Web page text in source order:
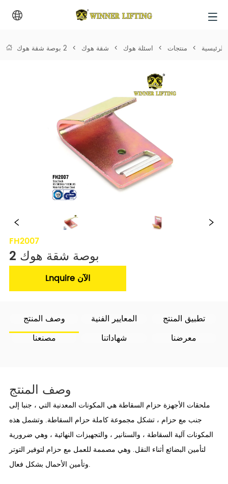
> منتجات > اسئلة هوك > شقة هوك > 2 بوصة شقة هوك
FH2007
2 بوصة شقة هوك
Lnquire الآن
وصف المنتج المعايير الفنية
تطبيق المنتج
مصنعنا
شهاداتنا معرضنا
وصف المنتج
ملحقات الأجهزة حزام السقاطة هي المكونات المعدنية التي ، جنبا إلى
جنب مع حزام ، تشكل مجموعة كاملة حزام السقاطة. وتشمل هذه
المكونات آلية السقاطة ، والسنانير ، والتجهيزات النهائية ، وهي ضرورية
لتأمين البضائع أثناء النقل. وهي مصممة للعمل مع حزام لتوفير التوتر
وتأمين الأحمال بشكل فعال.